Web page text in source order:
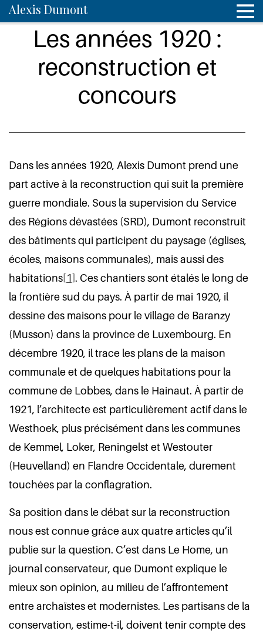
Alexis Dumont
Les années 1920 :
reconstruction et
concours
Dans les années 1920, Alexis Dumont prend une
part active à la reconstruction qui suit la première
guerre mondiale. Sous la supervision du Service
des Régions dévastées (SRD), Dumont reconstruit
des bâtiments qui participent du paysage (églises,
écoles, maisons communales), mais aussi des
habitations[1]. Ces chantiers sont étalés le long de
la frontière sud du pays. À partir de mai 1920, il
dessine des maisons pour le village de Baranzy
(Musson) dans la province de Luxembourg. En
décembre 1920, il trace les plans de la maison
communale et de quelques habitations pour la
commune de Lobbes, dans le Hainaut. À partir de
1921, l’architecte est particulièrement actif dans le
Westhoek, plus précisément dans les communes
de Kemmel, Loker, Reningelst et Westouter
(Heuvelland) en Flandre Occidentale, durement
touchées par la conflagration.
Sa position dans le débat sur la reconstruction
nous est connue grâce aux quatre articles qu’il
publie sur la question. C’est dans Le Home, un
journal conservateur, que Dumont explique le
mieux son opinion, au milieu de l’affrontement
entre archaïstes et modernistes. Les partisans de la
conservation, estime-t-il, doivent tenir compte des